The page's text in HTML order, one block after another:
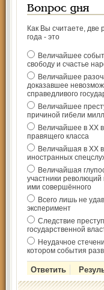
Вопрос дня
Как Вы считаете, две
года - это
Величайшее
свободу и счастье
Величайшее
доказавшее
справедливого
Величайшее
причиной гибели
Величайшее в ХХ
правящего класса
Величайшая в ХХ
иностранных
Величайшая
участники революций
ими совершённого
Всего лишь не
эксперимент
Следствие
государственной
Неудачное
котором события